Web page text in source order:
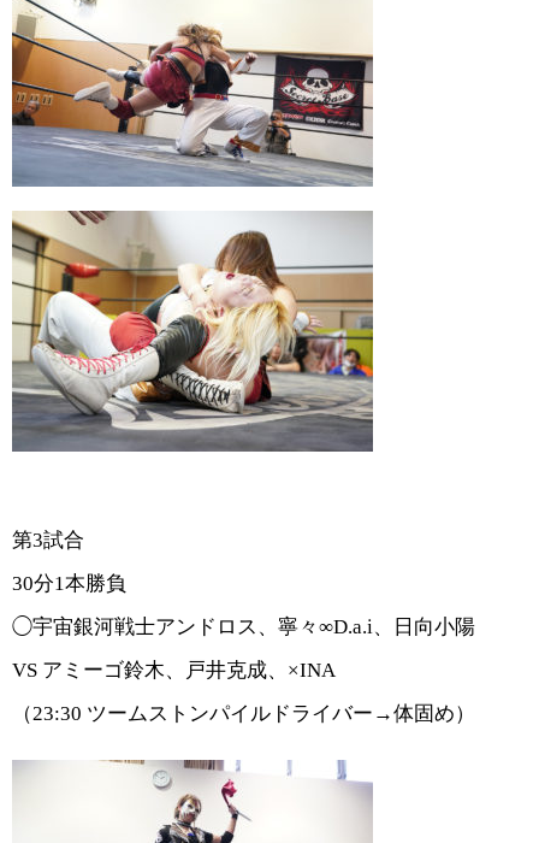
第3試合
30分1本勝負
◯宇宙銀河戦士アンドロス、寧々∞D.a.i、日向小陽
VS アミーゴ鈴木、戸井克成、×INA
（23:30 ツームストンパイルドライバー→体固め）